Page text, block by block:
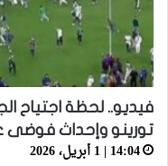
فيديو.. لحظة اجتياح
تورينو وإحداث فوضى
14:04 | 1 أبريل، 2026